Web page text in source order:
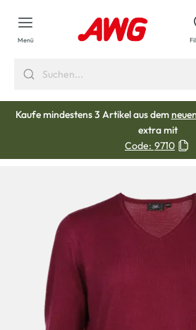
springen
Menü
Kaufe mindestens 3 Artikel aus dem
extra mit
Code: 9710